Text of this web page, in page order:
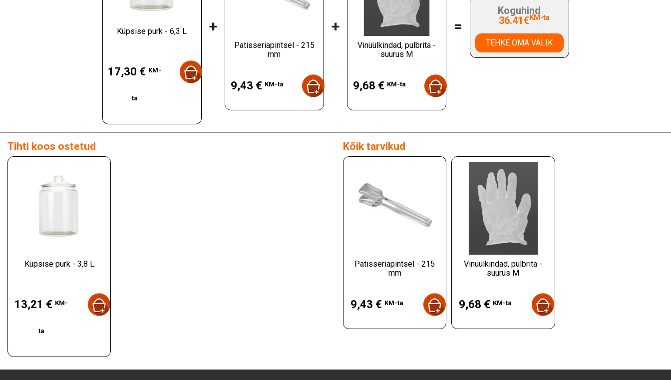
Küpsise purk - 6,3 L
17,30 € KM-
ta
+
Patisseriapintsel - 215
mm
9,43 € KM-ta
+
Vinüülkindad, pulbrita -
suurus M
9,68 € KM-ta
=
Koguhind
36.41€KM-ta
TEHKE OMA VALIK
Tihti koos ostetud
Küpsise purk - 3,8 L
13,21 € KM-
ta
Kõik tarvikud
Patisseriapintsel - 215
mm
9,43 € KM-ta
Vinüülkindad, pulbrita -
suurus M
9,68 € KM-ta